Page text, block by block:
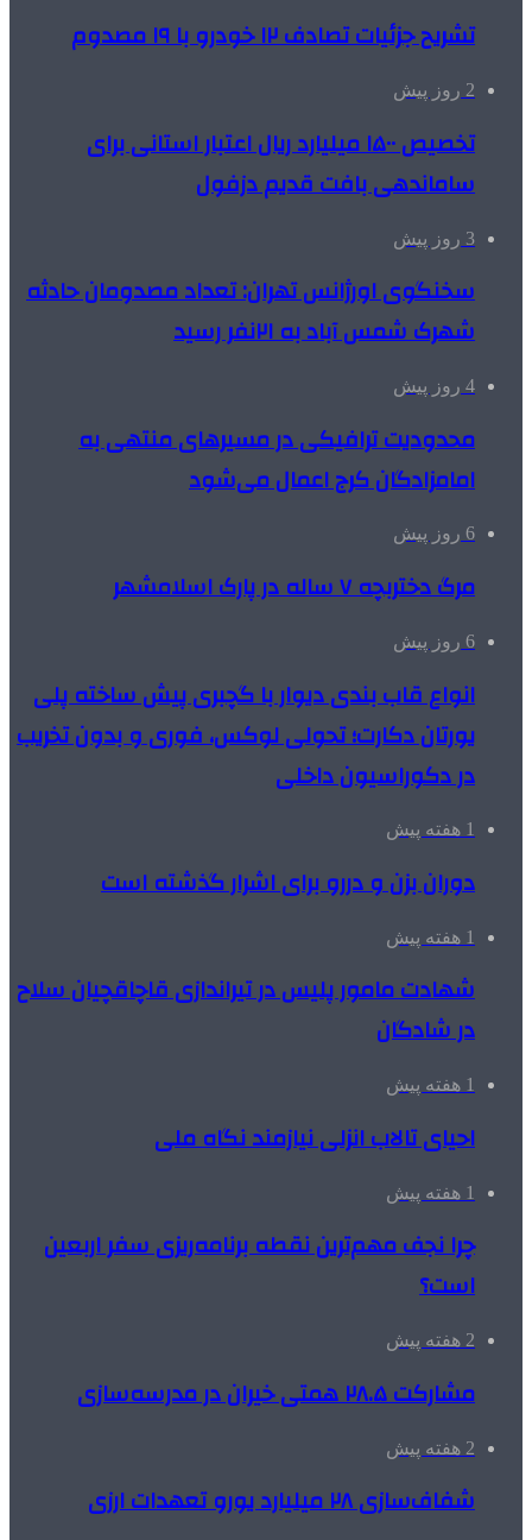
تشریح جزئیات تصادف ۱۲ خودرو با ۱۹ مصدوم
2 روز پیش
تخصیص ۱۵۰۰ میلیارد ریال اعتبار استانی برای
ساماندهی بافت قدیم دزفول
3 روز پیش
سخنگوی اورژانس تهران: تعداد مصدومان حادثه
شهرک شمس آباد به ۲۱نفر رسید
4 روز پیش
محدودیت ترافیکی در مسیرهای منتهی به
امامزادگان کرج اعمال می‌شود
6 روز پیش
مرگ دختربچه ۷ ساله در پارک اسلامشهر
6 روز پیش
انواع قاب بندی دیوار با گچبری پیش ساخته پلی
یورتان دکارت؛ تحولی لوکس، فوری و بدون تخریب
در دکوراسیون داخلی
1 هفته پیش
دوران بزن و دررو برای اشرار گذشته است
1 هفته پیش
شهادت مامور پلیس در تیراندازی قاچاقچیان سلاح
در شادگان
1 هفته پیش
احیای تالاب انزلی نیازمند نگاه ملی
1 هفته پیش
چرا نجف مهم‌ترین نقطه برنامه‌ریزی سفر اربعین
است؟
2 هفته پیش
مشارکت ۲۸.۵ همتی خیران در مدرسه‌سازی
2 هفته پیش
شفاف‌سازی ۲۸ میلیارد یورو تعهدات ارزی